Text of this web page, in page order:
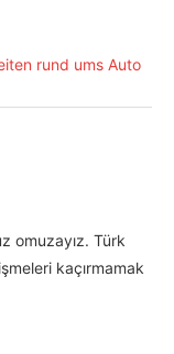
omuzayız. Türk
kaçırmamak